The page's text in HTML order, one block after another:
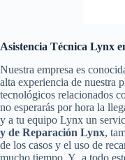
Asistencia Técnica Lynx
Nuestra empresa es
alta experiencia de nuestra
tecnológicos relacionados
no esperarás por hora la
y a tu equipo Lynx un
y de Reparación Lynx,
de los casos y el uso de
mucho tiempo. Y a todo